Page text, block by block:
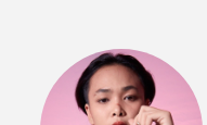
เพลง